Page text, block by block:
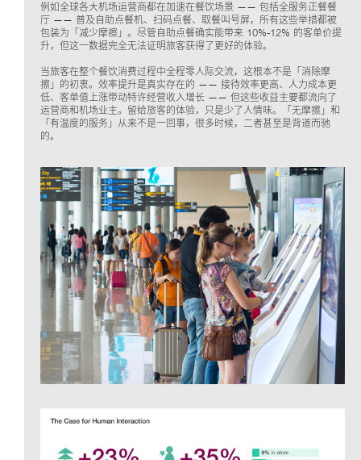
例如全球各大机场运营商都在加速在餐饮场景 —— 包括全服务正餐餐
厅 —— 普及自助点餐机、扫码点餐、取餐叫号屏，所有这些举措都被
包装为「减少摩擦」。尽管自助点餐确实能带来 10%-12% 的客单价提
升，但这一数据完全无法证明旅客获得了更好的体验。
当旅客在整个餐饮消费过程中全程零人际交流，这根本不是「消除摩
擦」的初衷。效率提升是真实存在的 —— 接待效率更高、人力成本更
低、客单值上涨带动特许经营收入增长 —— 但这些收益主要都流向了
运营商和机场业主。留给旅客的体验，只是少了人情味。「无摩擦」和
「有温度的服务」从来不是一回事，很多时候，二者甚至是背道而驰
的。